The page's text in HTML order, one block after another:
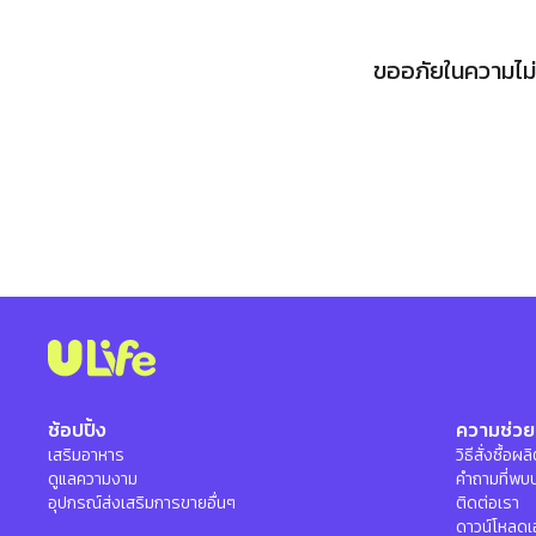
ขออภัยในความ
ช้อปปิ้ง
เสริมอาหาร
ดูแลความงาม
อุปกรณ์ส่งเสริมการขายอื่นๆ
ความช่ว
วิธีสั่งซื้อผ
คำถามที่พบ
ติดต่อเรา
ดาวน์โหลด